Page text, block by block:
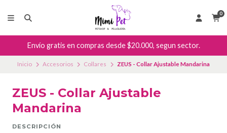
0
Envío gratis en compras desde $20.000, segun sector.
Inicio Accesorios Collares ZEUS - Collar Ajustable Mandarina
ZEUS - Collar Ajustable
Mandarina
DESCRIPCIÓN